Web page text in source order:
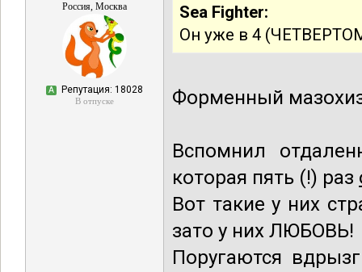
Россия, Москва
А Репутация: 18028
В отпуске
Sea Fighter:
Он уже в 4
Форменный
Вспомнил
которая пять (!) раз
Вот такие у них
зато у них ЛЮБОВЬ!
Поругаются